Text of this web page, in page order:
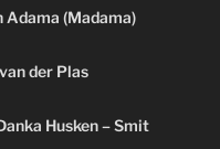
(Madama)
der Plas
Husken – Smit